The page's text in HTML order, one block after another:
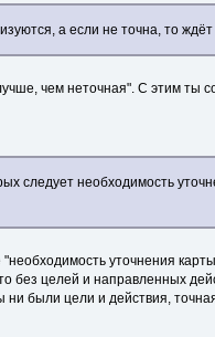
а если не точна, то
чем неточная". С этим ты
следует необходимость
уточнения
без целей и направленных
были цели и действия,